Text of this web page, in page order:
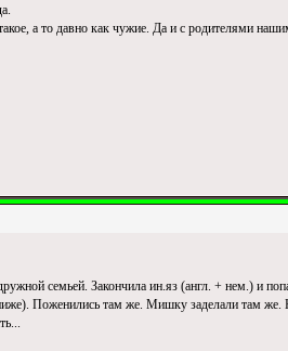
а то давно как чужие. Да и с родителями
семьей. Закончила ин.яз (англ. + нем.) и
Поженились там же. Мишку заделали там